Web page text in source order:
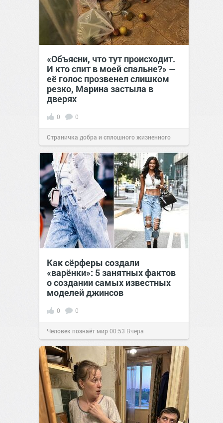
«Объясни, что тут происходит.
И кто спит в моей спальне?» —
её голос прозвенел слишком
резко, Марина застыла в
дверях
0 0
Страничка добра и сплошного жизненного
позитива!11:38Сегодня
Как сёрферы создали
«варёнки»: 5 занятных фактов
о создании самых известных
моделей джинсов
0 0
Человек познаёт мир00:53 Вчера